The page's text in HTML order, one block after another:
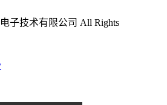
子技术有限公司 All Rights